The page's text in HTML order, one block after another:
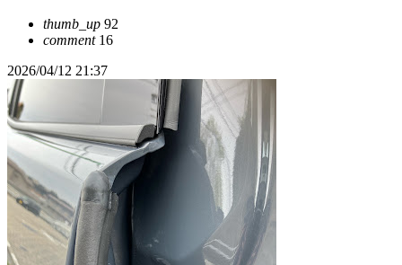
thumb_up 92
comment16
2026/04/12 21:37